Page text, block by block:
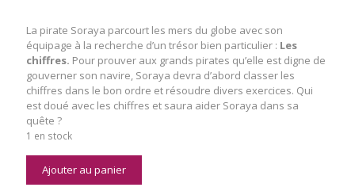
La pirate Soraya parcourt les mers du globe avec son
équipage à la recherche d’un trésor bien particulier : Les
chiffres. Pour prouver aux grands pirates qu’elle est digne de
gouverner son navire, Soraya devra d’abord classer les
chiffres dans le bon ordre et résoudre divers exercices. Qui
est doué avec les chiffres et saura aider Soraya dans sa
quête ?
1 en stock
Ajouter au panier